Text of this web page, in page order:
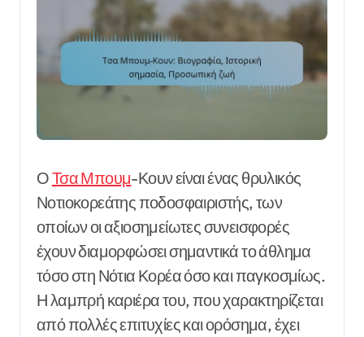
ΟΤσα Μπουμ-Κουν είναι ένας θρυλικός
Νοτιοκορεάτης ποδοσφαιριστής, των
οποίων οι αξιοσημείωτες συνεισφορές
έχουν διαμορφώσει σημαντικά το άθλημα
τόσο στη Νότια Κορέα όσο και παγκοσμίως.
Η λαμπρή καριέρα του, που χαρακτηρίζεται
από πολλές επιτυχίες και ορόσημα, έχει